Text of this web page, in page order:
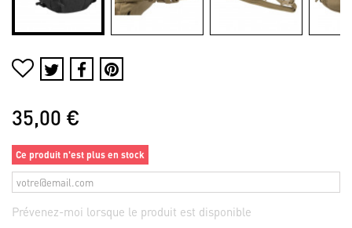
35,00 €
Ce produit n'est plus en stock
Prévenez-moi lorsque le produit est disponible